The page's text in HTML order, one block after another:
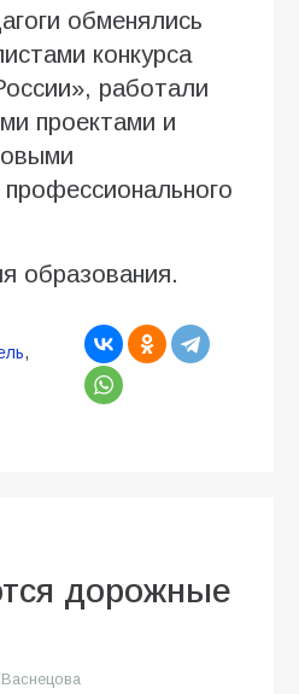
обменялись
конкурса
работали
проектами и
образования.
,
дорожные